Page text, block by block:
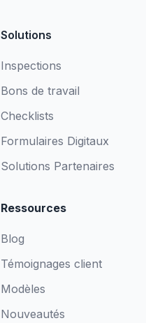
Solutions
Inspections
Bons de travail
Checklists
Formulaires Digitaux
Solutions Partenaires
Ressources
Blog
Témoignages client
Modèles
Nouveautés